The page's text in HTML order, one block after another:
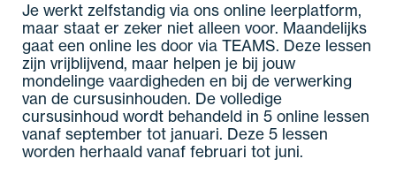
Je werkt zelfstandig via ons online leerplatform,
maar staat er zeker niet alleen voor. Maandelijks
gaat een online les door via TEAMS. Deze lessen
zijn vrijblijvend, maar helpen je bij jouw
mondelinge vaardigheden en bij de verwerking
van de cursusinhouden. De volledige
cursusinhoud wordt behandeld in 5 online lessen
vanaf september tot januari. Deze 5 lessen
worden herhaald vanaf februari tot juni.